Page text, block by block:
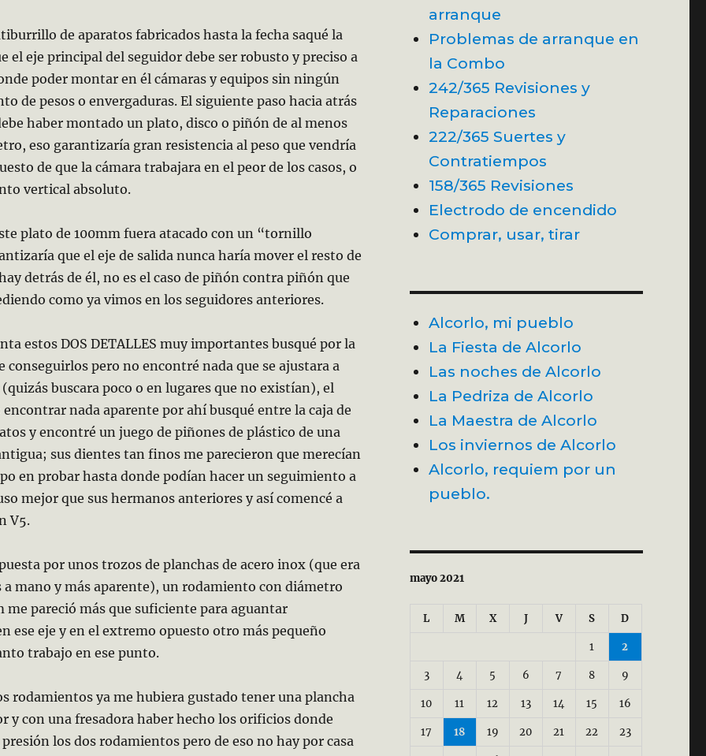
de aparatos fabricados hasta la fecha saqué la
el eje principal del seguidor debe ser robusto y preciso a
poder montar en él cámaras y equipos sin ningún
de pesos o envergaduras. El siguiente paso hacia atrás
haber montado un plato, disco o piñón de al menos
eso garantizaría gran resistencia al peso que vendría
de que la cámara trabajara en el peor de los casos, o
vertical absoluto.
plato de 100mm fuera atacado con un “tornillo
que el eje de salida nunca haría mover el resto de
detrás de él, no es el caso de piñón contra piñón que
como ya vimos en los seguidores anteriores.
estos DOS DETALLES muy importantes busqué por la
conseguirlos pero no encontré nada que se ajustara a
buscara poco o en lugares que no existían), el
encontrar nada aparente por ahí busqué entre la caja de
y encontré un juego de piñones de plástico de una
sus dientes tan finos me parecieron que merecían
en probar hasta donde podían hacer un seguimiento a
mejor que sus hermanos anteriores y así comencé a
V5.
por unos trozos de planchas de acero inox (que era
a mano y más aparente), un rodamiento con diámetro
me pareció más que suficiente para aguantar
ese eje y en el extremo opuesto otro más pequeño
trabajo en ese punto.
rodamientos ya me hubiera gustado tener una plancha
y con una fresadora haber hecho los orificios donde
los dos rodamientos pero de eso no hay por casa
arranque
Problemas de arranque en
la Combo
242/365 Revisiones y
Reparaciones
222/365 Suertes y
Contratiempos
158/365 Revisiones
Electrodo de encendido
Comprar, usar, tirar
Alcorlo, mi pueblo
La Fiesta de Alcorlo
Las noches de Alcorlo
La Pedriza de Alcorlo
La Maestra de Alcorlo
Los inviernos de Alcorlo
Alcorlo, requiem por un
pueblo.
mayo 2021
L M X J V S D
1 2
3 4 5 6 7 8 9
10 11 12 13 14 15 16
17 18 19 20 21 22 23